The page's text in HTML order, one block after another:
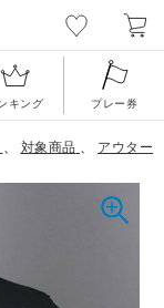
キング プレー券
、 対象商品 、 アウター